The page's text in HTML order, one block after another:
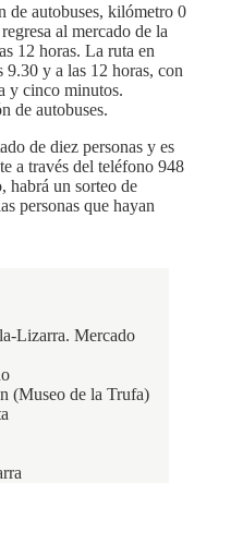
de autobuses, kilómetro 0
al mercado de la
12 horas. La ruta en
9.30 y a las 12 horas, con
y cinco minutos.
de autobuses.
de diez personas y es
a través del teléfono 948
habrá un sorteo de
personas que hayan
Lizarra. Mercado
(Museo de la Trufa)